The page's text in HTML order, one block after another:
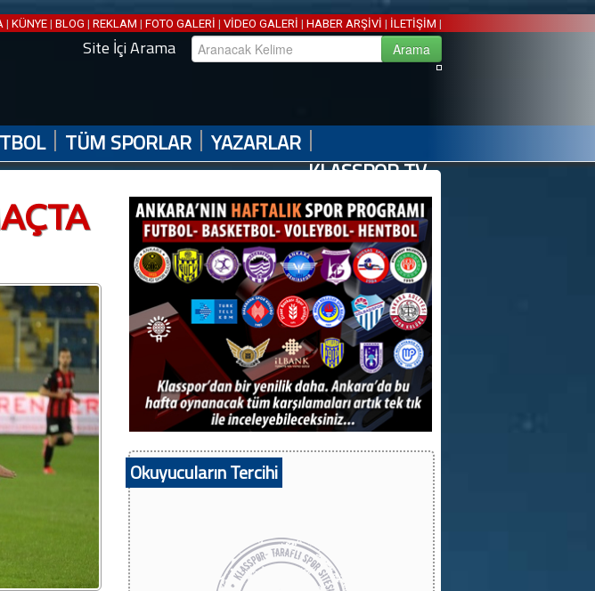
| KÜNYE | BLOG | REKLAM | FOTO GALERİ | VİDEO GALERİ | HABER ARŞİVİ | İLETİŞİM |
Site İçi Arama
| TÜM SPORLAR | YAZARLAR |
KLASSPOR TV
Okuyucuların Tercihi